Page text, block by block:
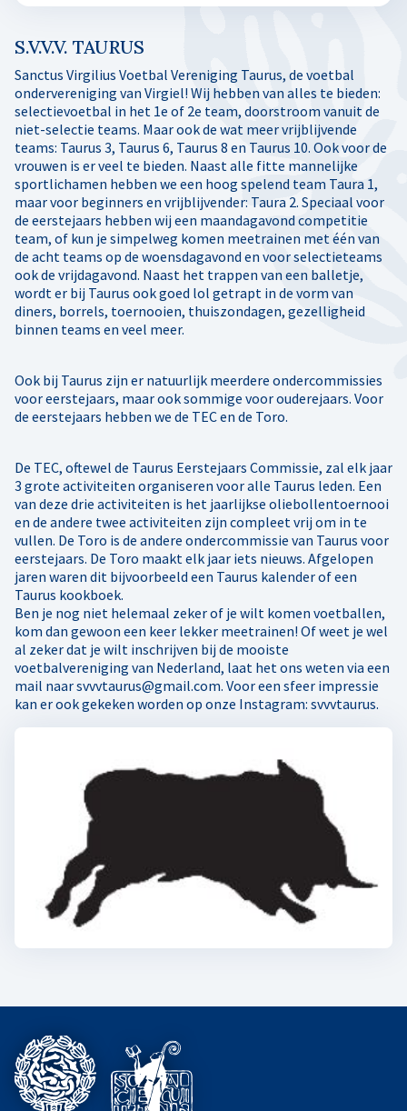
S.V.V.V. TAURUS
Sanctus Virgilius Voetbal Vereniging Taurus, de voetbal
ondervereniging van Virgiel! Wij hebben van alles te bieden:
selectievoetbal in het 1e of 2e team, doorstroom vanuit de
niet-selectie teams. Maar ook de wat meer vrijblijvende
teams: Taurus 3, Taurus 6, Taurus 8 en Taurus 10. Ook voor de
vrouwen is er veel te bieden. Naast alle fitte mannelijke
sportlichamen hebben we een hoog spelend team Taura 1,
maar voor beginners en vrijblijvender: Taura 2. Speciaal voor
de eerstejaars hebben wij een maandagavond competitie
team, of kun je simpelweg komen meetrainen met één van
de acht teams op de woensdagavond en voor selectieteams
ook de vrijdagavond. Naast het trappen van een balletje,
wordt er bij Taurus ook goed lol getrapt in de vorm van
diners, borrels, toernooien, thuiszondagen, gezelligheid
binnen teams en veel meer.
Ook bij Taurus zijn er natuurlijk meerdere ondercommissies
voor eerstejaars, maar ook sommige voor ouderejaars. Voor
de eerstejaars hebben we de TEC en de Toro.
De TEC, oftewel de Taurus Eerstejaars Commissie, zal elk jaar
3 grote activiteiten organiseren voor alle Taurus leden. Een
van deze drie activiteiten is het jaarlijkse oliebollentoernooi
en de andere twee activiteiten zijn compleet vrij om in te
vullen. De Toro is de andere ondercommissie van Taurus voor
eerstejaars. De Toro maakt elk jaar iets nieuws. Afgelopen
jaren waren dit bijvoorbeeld een Taurus kalender of een
Taurus kookboek.
Ben je nog niet helemaal zeker of je wilt komen voetballen,
kom dan gewoon een keer lekker meetrainen! Of weet je wel
al zeker dat je wilt inschrijven bij de mooiste
voetbalvereniging van Nederland, laat het ons weten via een
mail naar svvvtaurus@gmail.com. Voor een sfeer impressie
kan er ook gekeken worden op onze Instagram: svvvtaurus.